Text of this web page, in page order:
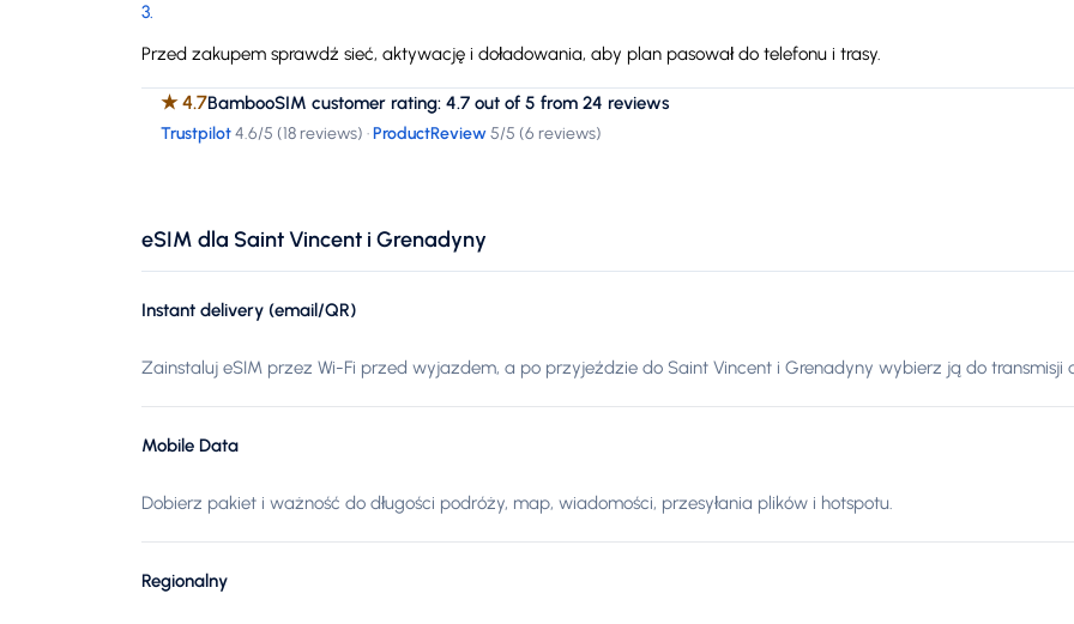
3.
Przed zakupem sprawdź sieć, aktywację i doładowania, aby plan pasował do telefonu i trasy.
★4.7BambooSIM customer rating: 4.7 out of 5 from 24 reviews
Trustpilot4.6/5 (18 reviews) ·ProductReview5/5 (6 reviews)
eSIM dla Saint Vincent i Grenadyny
Instant delivery (email/QR)
Zainstaluj eSIM przez Wi-Fi przed wyjazdem, a po przyjeździe do Saint Vincent i Grenadyny wybierz ją do transmisji
Mobile Data
Dobierz pakiet i ważność do długości podróży, map, wiadomości, przesyłania plików i hotspotu.
Regionalny